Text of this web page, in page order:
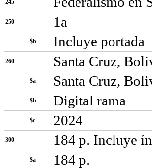
245
250 1a
$b Incluye portada
260 Santa Cruz,
$a Santa Cruz,
$b Digital rama
$c 2024
300 184 p. Incluye
$a 184 p.